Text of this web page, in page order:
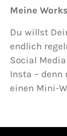
Meine
Du willst
endlich
Social
Insta – denn
einen Mini-